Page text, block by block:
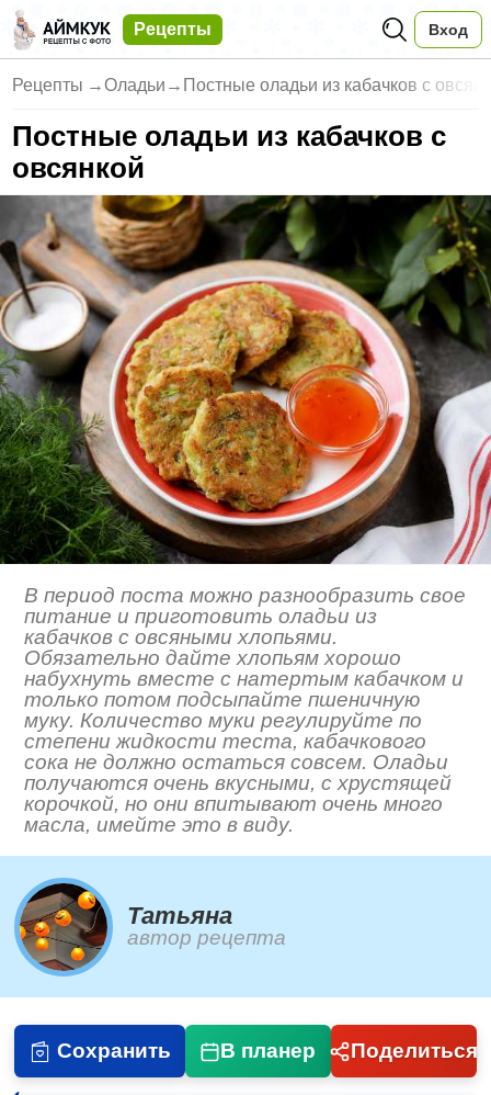
Рецепты Вход
Рецепты →Оладьи → Постные оладьи из кабачков с
Постные оладьи из кабачков с
овсянкой
В период поста можно разнообразить свое
питание и приготовить оладьи из
кабачков с овсяными хлопьями.
Обязательно дайте хлопьям хорошо
набухнуть вместе с натертым кабачком и
только потом подсыпайте пшеничную
муку. Количество муки регулируйте по
степени жидкости теста, кабачкового
сока не должно остаться совсем. Оладьи
получаются очень вкусными, с хрустящей
корочкой, но они впитывают очень много
масла, имейте это в виду.
Татьяна
автор рецепта
Сохранить В планер Поделиться